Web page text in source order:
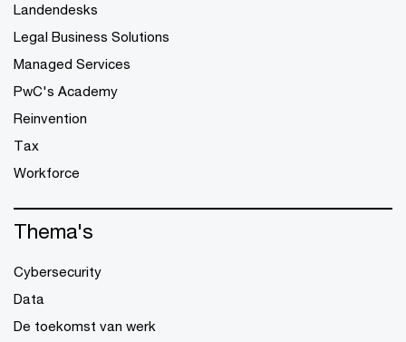
Landendesks
Legal Business Solutions
Managed Services
PwC's Academy
Reinvention
Tax
Workforce
Thema's
Cybersecurity
Data
De toekomst van werk